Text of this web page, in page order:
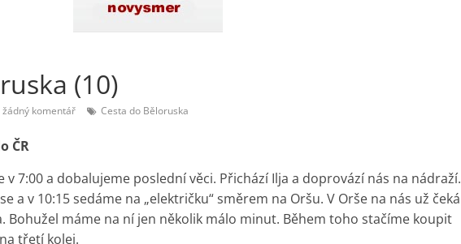
(10)
žádný komentář Cesta do Běloruska
ČR
v 7:00 a dobalujeme poslední věci. Přichází Ilja a doprovází nás na nádraží.
a v 10:15 sedáme na „električku“ směrem na Oršu. V Orše na nás už čeká
Bohužel máme na ní jen několik málo minut. Během toho stačíme koupit
třetí kolej.